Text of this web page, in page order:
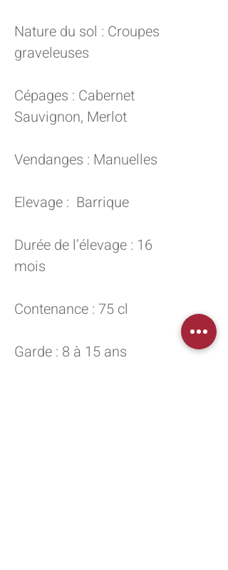
Nature du sol : Croupes
graveleuses
Cépages : Cabernet
Sauvignon, Merlot
Vendanges : Manuelles
Elevage : Barrique
Durée de l’élevage : 16
mois
Contenance : 75 cl
Garde : 8 à 15 ans